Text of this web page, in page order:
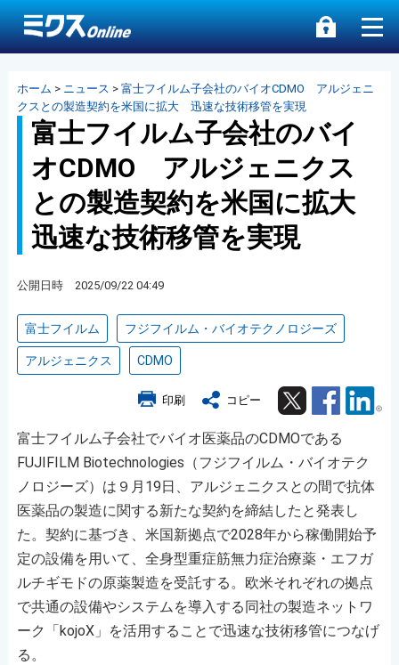
ホーム > ニュース > 富士フイルム子会社のバイオCDMO アルジェニ
クスとの製造契約を米国に拡大 迅速な技術移管を実現
富士フイルム子会社のバイ
オCDMO アルジェニクス
との製造契約を米国に拡大
迅速な技術移管を実現
公開日時 2025/09/22 04:49
富士フイルム フジフイルム・バイオテクノロジーズ
アルジェニクス CDMO
印刷 コピー Twitter Facebook
富士フイルム子会社でバイオ医薬品のCDMOである
FUJIFILM Biotechnologies（フジフイルム・バイオテク
ノロジーズ）は９月19日、アルジェニクスとの間で抗体
医薬品の製造に関する新たな契約を締結したと発表し
た。契約に基づき、米国新拠点で2028年から稼働開始予
定の設備を用いて、全身型重症筋無力症治療薬・エフガ
ルチギモドの原薬製造を受託する。欧米それぞれの拠点
で共通の設備やシステムを導入する同社の製造ネットワ
ーク「kojoX」を活用することで迅速な技術移管につなげ
る。